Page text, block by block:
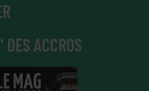
DES ACCROS